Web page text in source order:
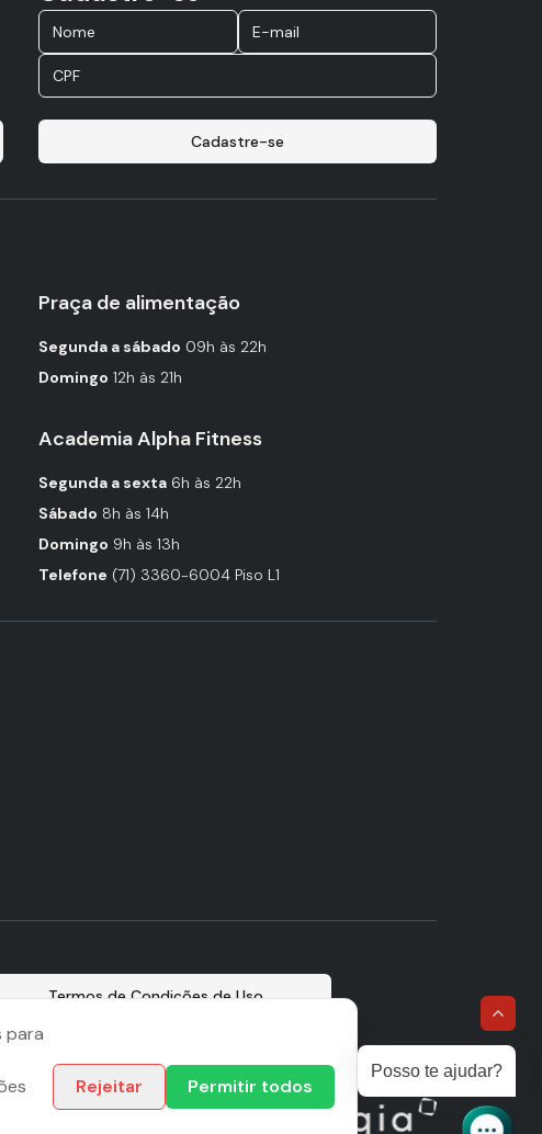
para
Rejeitar Permitir todos
Cadastre-se
Praça de alimentação
Segunda a sábado 09h às 22h
Domingo 12h às 21h
Academia Alpha Fitness
Segunda a sexta 6h às 22h
Sábado 8h às 14h
Domingo 9h às 13h
Telefone (71) 3360-6004 Piso L1
Termos de Condições de Uso
Posso te ajudar?